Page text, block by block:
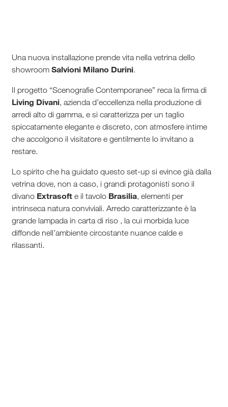
Una nuova installazione prende vita nella vetrina dello
showroomSalvioni Milano Durini.
Il progetto “Scenografie Contemporanee” reca la firma di
Living Divani, azienda d’eccellenza nella produzione di
arredi alto di gamma, e si caratterizza per un taglio
spiccatamente elegante e discreto, con atmosfere intime
che accolgono il visitatore e gentilmente lo invitano a
restare.
Lo spirito che ha guidato questo set-up si evince già dalla
vetrina dove, non a caso, i grandi protagonisti sono il
divano Extrasoft e il tavolo Brasilia, elementi per
intrinseca natura conviviali. Arredo caratterizzante è la
grande lampada in carta di riso , la cui morbida luce
diffonde nell’ambiente circostante nuance calde e
rilassanti.